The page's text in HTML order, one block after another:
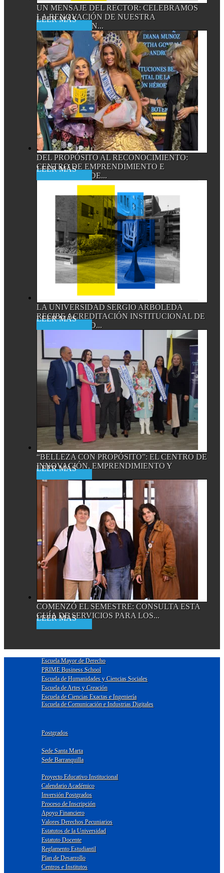
UN MENSAJE DEL RECTOR: CELEBRAMOS
LA RENOVACIÓN DE NUESTRA
ACREDITACIÓN...
DEL PROPÓSITO AL RECONOCIMIENTO:
CENTRO DE EMPRENDIMIENTO E
INNOVACIÓN DE...
LA UNIVERSIDAD SERGIO ARBOLEDA
RECIBE ACREDITACIÓN INSTITUCIONAL DE
ALTA CALIDAD...
“BELLEZA CON PROPÓSITO”: EL CENTRO DE
INNOVACIÓN, EMPRENDIMIENTO Y
COMENZÓ EL SEMESTRE: CONSULTA ESTA
GUÍA DE SERVICIOS PARA LOS...
Escuela Mayor de Derecho
PRIME Business School
Escuela de Humanidades y Ciencias Sociales
Escuela de Artes y Creación
Escuela de Ciencias Exactas e Ingeniería
Escuela de Comunicación e Industrias Digitales
Postgrados
Sede Santa Marta
Sede Barranquilla
Proyecto Educativo Institucional
Calendario Académico
Inversión Postgrados
Proceso de Inscripción
Apoyo Financiero
Valores Derechos Pecuniarios
Estatutos de la Universidad
Estatuto Docente
Reglamento Estudiantil
Plan de Desarrollo
Centros e Institutos